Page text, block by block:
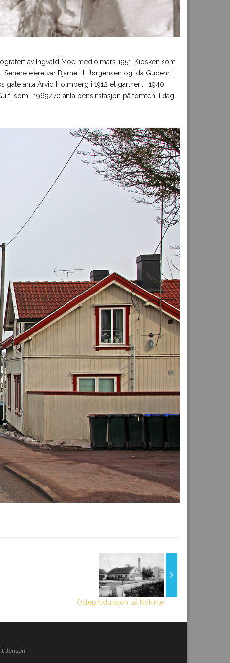
av Ingvald Moe medio mars 1951. Kiosken som
eiere var Bjarne H. Jørgensen og Ida Gudem. I
gate anla Arvid Holmberg i 1912 et gartneri. I 1940
som i 1969/70 anla bensinstasjon på tomten. I dag
Osteproduksjon på Nykirke
Jensen